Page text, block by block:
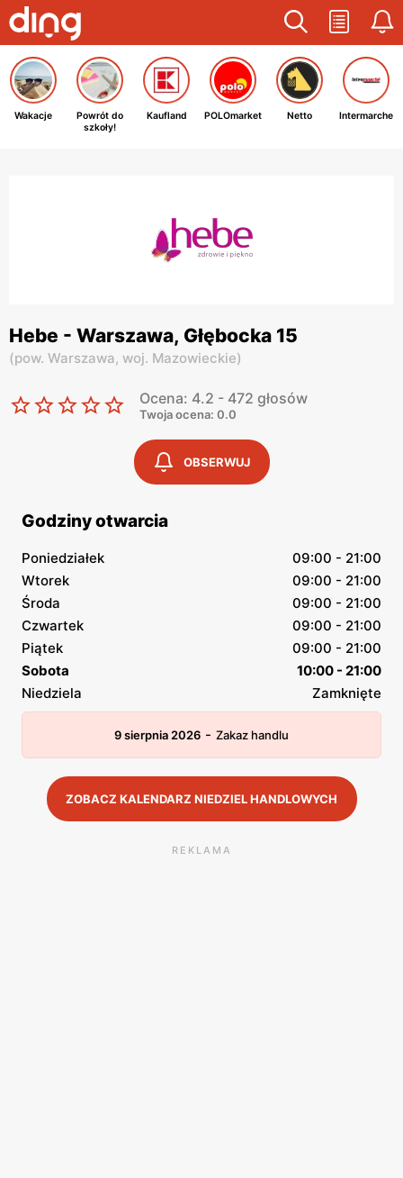
Wakacje
Powrót do
szkoły!
Kaufland POLOmarket Netto Intermarche
Hebe - Warszawa, Głębocka 15
(pow. Warszawa, woj. Mazowieckie)
Ocena: 4.2 - 472 głosów
Twoja ocena: 0.0
OBSERWUJ
Godziny otwarcia
Poniedziałek
09:00 - 21:00
Wtorek
09:00 - 21:00
Środa
09:00 - 21:00
Czwartek
09:00 - 21:00
Piątek
09:00 - 21:00
Sobota
10:00 - 21:00
Niedziela
Zamknięte
9 sierpnia 2026 - Zakaz handlu
ZOBACZ KALENDARZ NIEDZIEL HANDLOWYCH
REKLAMA